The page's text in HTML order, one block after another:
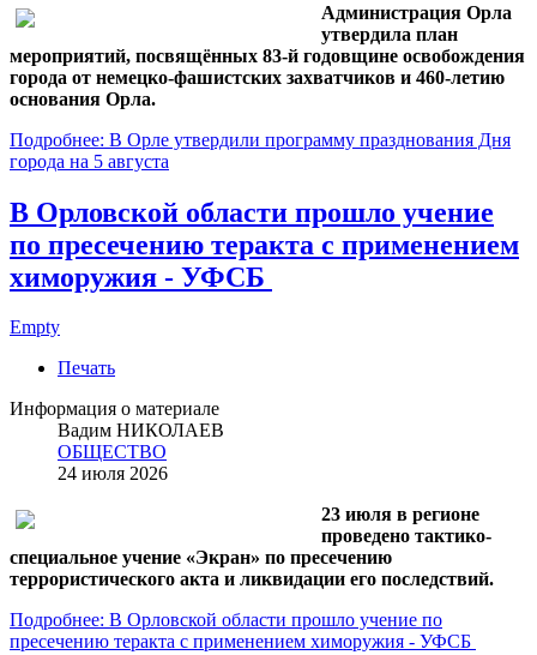
Администрация Орла
утвердила план
мероприятий, посвящённых 83-й годовщине освобождения
города от немецко-фашистских захватчиков и 460-летию
основания Орла.
Подробнее: В Орле утвердили программу празднования Дня
города на 5 августа
В Орловской области прошло учение
по пресечению теракта с применением
химоружия - УФСБ
Empty
Печать
Информация о материале
Вадим НИКОЛАЕВ
ОБЩЕСТВО
24 июля 2026
23 июля в регионе
проведено тактико-
специальное учение «Экран» по пресечению
террористического акта и ликвидации его последствий.
Подробнее: В Орловской области прошло учение по
пресечению теракта с применением химоружия - УФСБ